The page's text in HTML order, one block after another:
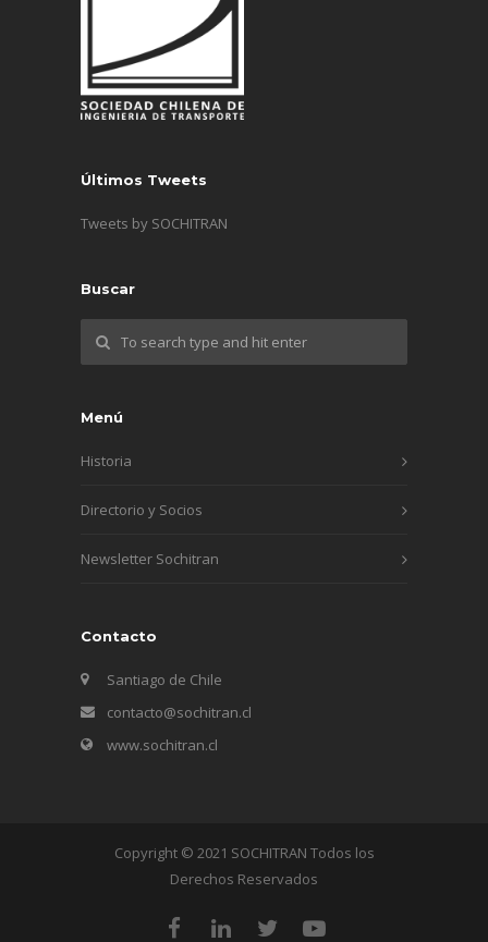
Últimos Tweets
Tweets by SOCHITRAN
Buscar
Menú
Historia
Directorio y Socios
Newsletter Sochitran
Contacto
Santiago de Chile
contacto@sochitran.cl
www.sochitran.cl
Copyright © 2021 SOCHITRAN Todos los
Derechos Reservados